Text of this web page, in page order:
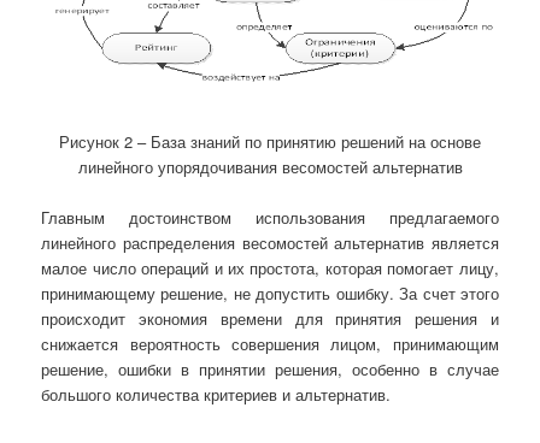
Рисунок 2 – База знаний по принятию решений на основе
линейного упорядочивания весомостей альтернатив
Главным достоинством использования предлагаемого
линейного распределения весомостей альтернатив является
малое число операций и их простота, которая помогает лицу,
принимающему решение, не допустить ошибку. За счет этого
происходит экономия времени для принятия решения и
снижается вероятность совершения лицом, принимающим
решение, ошибки в принятии решения, особенно в случае
большого количества критериев и альтернатив.